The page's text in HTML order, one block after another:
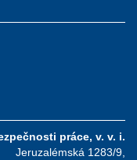
práce, v. v. i.
Jeruzalémská 1283/9,